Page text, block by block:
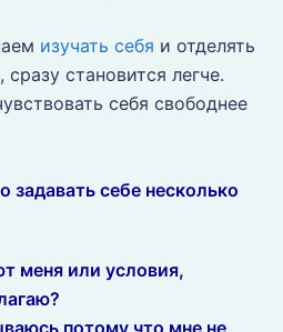
изучать себя и отделять
становится легче.
себя свободнее
задавать себе несколько
меня или условия,
потому что мне не